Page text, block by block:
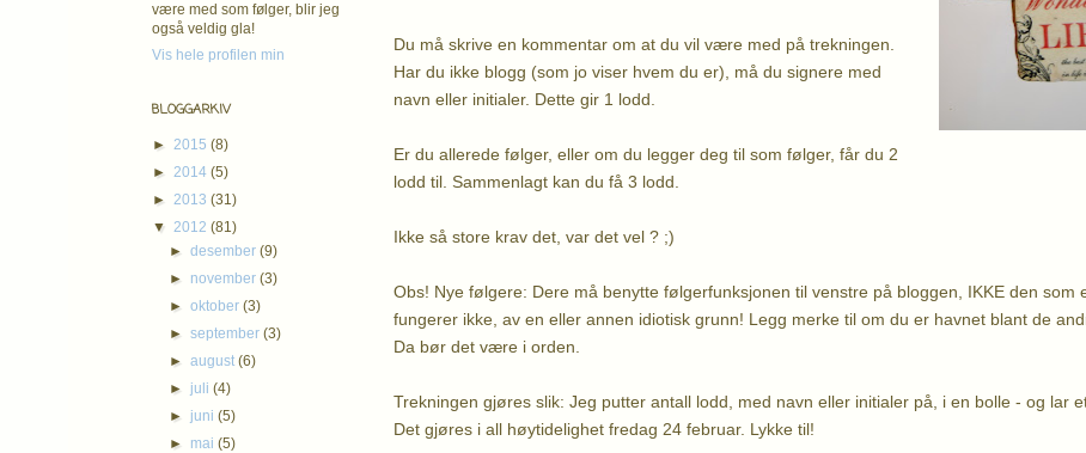
Du må skrive en kommentar om at du vil være med på trekningen.
Har du ikke blogg (som jo viser hvem du er), må du signere med
navn eller initialer. Dette gir 1 lodd.
Er du allerede følger, eller om du legger deg til som følger, får du 2
lodd til. Sammenlagt kan du få 3 lodd.
Ikke så store krav det, var det vel ? ;)
Obs! Nye følgere: Dere må benytte følgerfunksjonen til venstre på bloggen, IKKE den som
fungerer ikke, av en eller annen idiotisk grunn! Legg merke til om du er havnet blant de
Da bør det være i orden.
Trekningen gjøres slik: Jeg putter antall lodd, med navn eller initialer på, i en bolle - og lar
Det gjøres i all høytidelighet fredag 24 februar. Lykke til!
være med som følger, blir jeg
også veldig gla!
Vis hele profilen min
BLOGGARKIV
► 2015 (8)
► 2014 (5)
► 2013 (31)
▼ 2012 (81)
►desember(9)
► november(3)
►oktober(3)
►september(3)
►august(6)
► juli(4)
► juni(5)
► mai(5)